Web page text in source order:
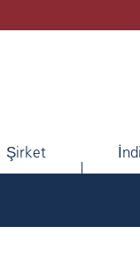
Şirket